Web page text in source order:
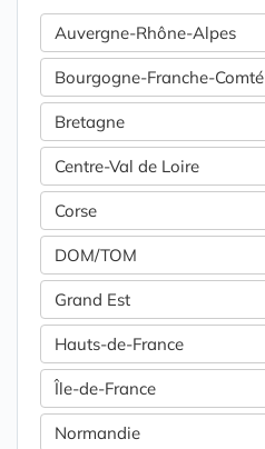
Auvergne-Rhône-Alpes
Bourgogne-Franche-Comté
Bretagne
Centre-Val de Loire
Corse
DOM/TOM
Grand Est
Hauts-de-France
Île-de-France
Normandie